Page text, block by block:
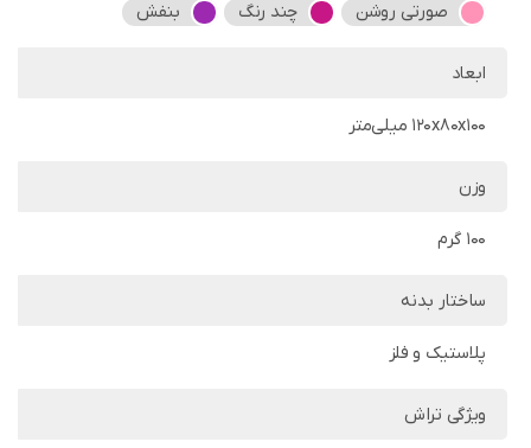
صورتی روشن چند رنگ بنفش
ابعاد
120x80x100 میلی‌متر
وزن
100 گرم
ساختار بدنه
پلاستیک و فلز
ویژگی تراش